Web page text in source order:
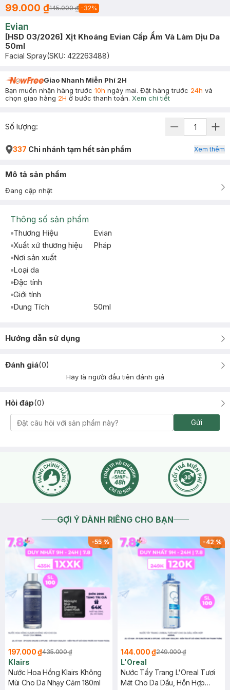
99.000 ₫145.000 ₫ -32%
Evian
[HSD 03/2026] Xịt Khoáng Evian Cấp Ẩm Và Làm Dịu Da
50ml
Facial Spray(SKU: 422263488)
Giao Nhanh Miễn Phí 2H
Bạn muốn nhận hàng trước 10h ngày mai. Đặt hàng trước 24h và
chọn giao hàng 2H ở bước thanh toán. Xem chi tiết
Số lượng:
337 Chi nhánh tạm hết sản phẩm Xem thêm
Mô tả sản phẩm
Đang cập nhật
Thông số sản phẩm
Thương Hiệu
Evian
Xuất xứ thương hiệu
Pháp
Nơi sản xuất
Loại da
Đặc tính
Giới tính
Dung Tích
50ml
Hướng dẫn sử dụng
Đánh giá(0)
Hãy là người đầu tiên đánh giá
Hỏi đáp(0)
Gửi
GỢI Ý DÀNH RIÊNG CHO BẠN
-55%
197.000 ₫435.000 ₫
Klairs
Nước Hoa Hồng Klairs Không
Mùi Cho Da Nhạy Cảm 180ml
-42%
144.000 ₫249.000 ₫
L'Oreal
Nước Tẩy Trang L'Oreal Tươi
Mát Cho Da Dầu, Hỗn Hợp